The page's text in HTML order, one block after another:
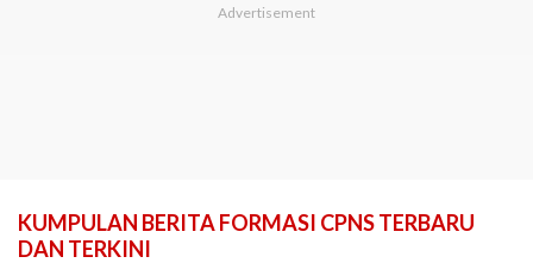
KUMPULAN BERITA FORMASI CPNS TERBARU
DAN TERKINI